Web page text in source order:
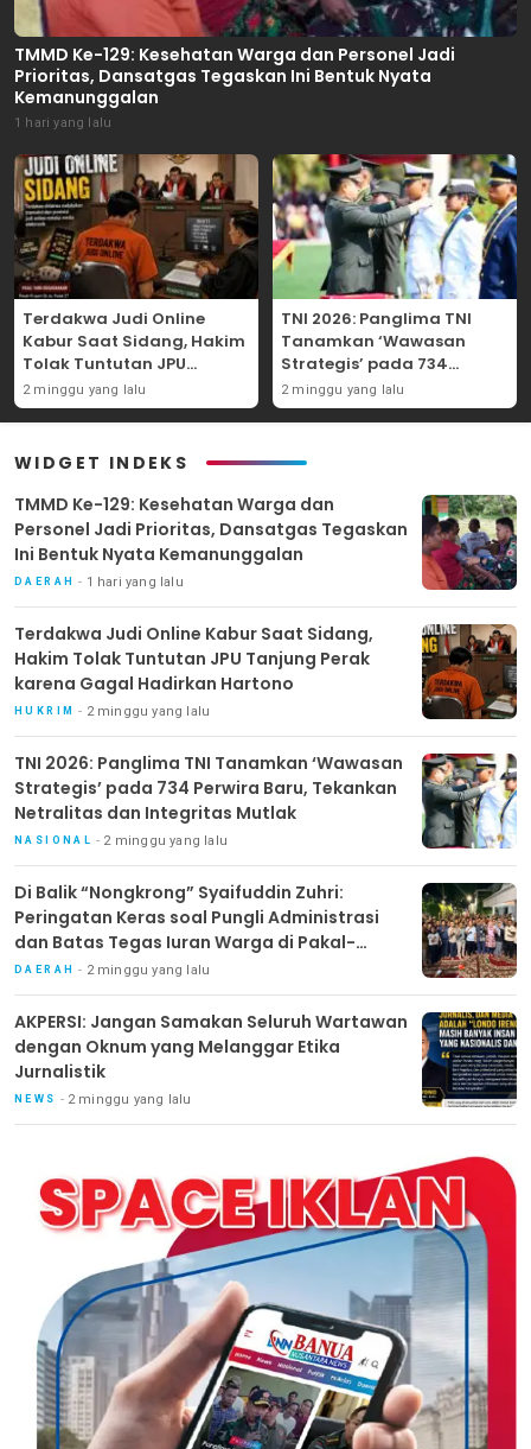
TMMD Ke-129: Kesehatan Warga dan Personel Jadi
Prioritas, Dansatgas Tegaskan Ini Bentuk Nyata
Kemanunggalan
1 hari yang lalu
Terdakwa Judi Online
Kabur Saat Sidang, Hakim
Tolak Tuntutan JPU
Tanjung Perak karena
Gagal Hadirkan Hartono
2 minggu yang lalu
TNI 2026: Panglima TNI
Tanamkan ‘Wawasan
Strategis’ pada 734
Perwira Baru, Tekankan
Netralitas dan Integritas
2 minggu yang lalu
WIDGET INDEKS
TMMD Ke-129: Kesehatan Warga dan
Personel Jadi Prioritas, Dansatgas Tegaskan
Ini Bentuk Nyata Kemanunggalan
DAERAH 1 hari yang lalu
Terdakwa Judi Online Kabur Saat Sidang,
Hakim Tolak Tuntutan JPU Tanjung Perak
karena Gagal Hadirkan Hartono
HUKRIM 2 minggu yang lalu
TNI 2026: Panglima TNI Tanamkan ‘Wawasan
Strategis’ pada 734 Perwira Baru, Tekankan
Netralitas dan Integritas Mutlak
NASIONAL 2 minggu yang lalu
Di Balik “Nongkrong” Syaifuddin Zuhri:
Peringatan Keras soal Pungli Administrasi
dan Batas Tegas Iuran Warga di Pakal-
Benowo
DAERAH 2 minggu yang lalu
AKPERSI: Jangan Samakan Seluruh Wartawan
dengan Oknum yang Melanggar Etika
Jurnalistik
NEWS 2 minggu yang lalu